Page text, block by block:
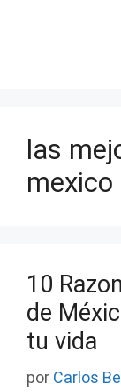
las
mexico
10
de
tu vida
por Carlos